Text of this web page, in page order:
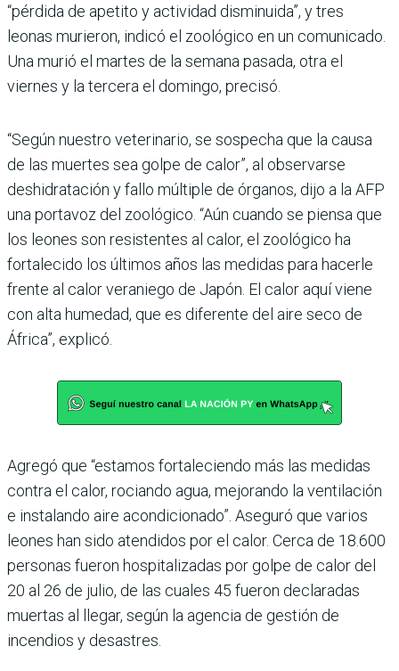
“pérdida de apetito y actividad disminuida”, y tres
leonas murieron, indicó el zoológico en un comunicado.
Una murió el martes de la semana pasada, otra el
viernes y la tercera el domingo, precisó.
“Según nuestro veterinario, se sospecha que la causa
de las muertes sea golpe de calor”, al observarse
deshidratación y fallo múltiple de órganos, dijo a la AFP
una portavoz del zoológico. “Aún cuando se piensa que
los leones son resistentes al calor, el zoológico ha
fortalecido los últimos años las medidas para hacerle
frente al calor veraniego de Japón. El calor aquí viene
con alta humedad, que es diferente del aire seco de
África”, explicó.
Agregó que “estamos fortaleciendo más las medidas
contra el calor, rociando agua, mejorando la ventilación
e instalando aire acondicionado”. Aseguró que varios
leones han sido atendidos por el calor. Cerca de 18.600
personas fueron hospitalizadas por golpe de calor del
20 al 26 de julio, de las cuales 45 fueron declaradas
muertas al llegar, según la agencia de gestión de
incendios y desastres.